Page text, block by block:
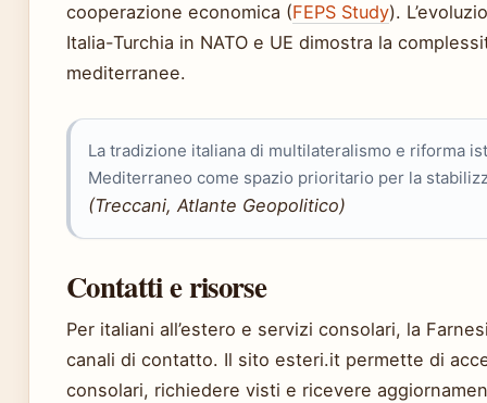
cooperazione economica (FEPS Study).
Italia-Turchia in NATO e UE dimostra la
mediterranee.
La tradizione italiana di multilateralismo e riforma
Mediterraneo come spazio prioritario per la
(Treccani, Atlante Geopolitico)
Contatti e risorse
Per italiani all’estero e servizi consolari, la
canali di contatto. Il sito esteri.it permette di
consolari, richiedere visti e ricevere